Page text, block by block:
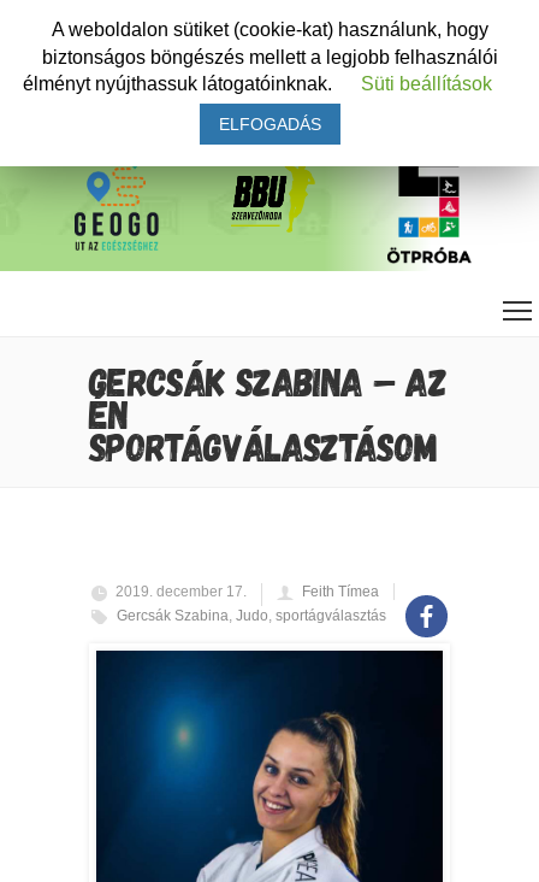
GERCSÁK SZABINA – AZ
ÉN
SPORTÁGVÁLASZTÁSOM
2019. december 17.
Feith Tímea
Gercsák Szabina, Judo, sportágválasztás
A weboldalon sütiket (cookie-kat) használunk, hogy
biztonságos böngészés mellett a legjobb felhasználói
élményt nyújthassuk látogatóinknak.
Süti beállítások
ELFOGADÁS